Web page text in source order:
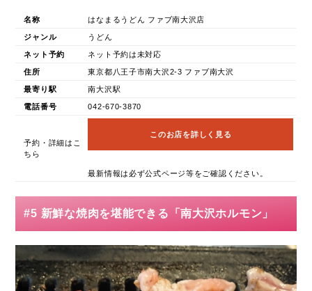
名称 はなまるうどん ファブ南大沢店
ジャンル うどん
ネット予約 ネット予約は未対応
住所 東京都八王子市南大沢2-3 ファブ南大沢
最寄り駅 南大沢駅
電話番号 042-670-3870
予約・詳細はこ
ちら
このお店を詳しく見る
最新情報は必ず公式ページ等をご確認ください。
#5 新鮮な焼肉を堪能できる「南大沢ホルモン」